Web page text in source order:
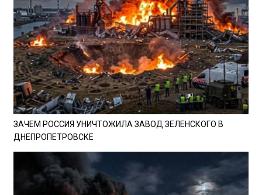
ЗАЧЕМ РОССИЯ УНИЧТОЖИЛА ЗАВОД ЗЕЛЕНСКОГО В
ДНЕПРОПЕТРОВСКЕ